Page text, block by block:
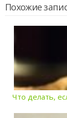
Похожие
Что делать,